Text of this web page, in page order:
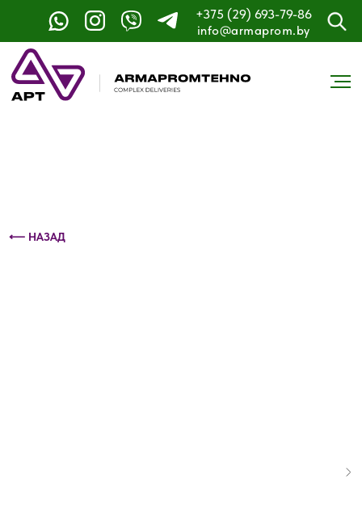
+375 (29) 693-79-86
info@armaprom.by
Контактный телефон: +375 (29) 693-79-86
⟵ НАЗАД